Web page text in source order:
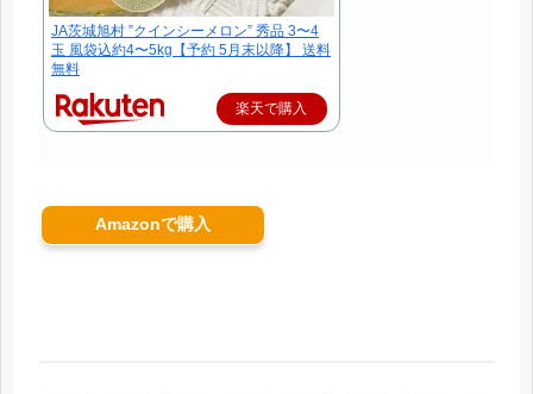
JA茨城旭村 ”クインシーメロン” 秀品 3〜4
玉 風袋込約4〜5kg【予約 5月末以降】 送料
無料
楽天で購入
Amazonで購入